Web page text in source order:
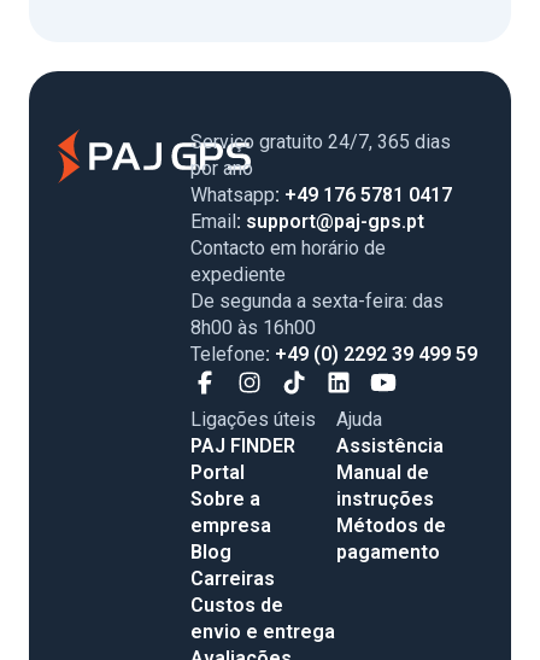
Serviço gratuito 24/7, 365 dias
por ano
Whatsapp: +49 176 5781 0417
Email : support@paj-gps.pt
Contacto em horário de
expediente
De segunda a sexta-feira: das
8h00 às 16h00
Telefone: +49 (0) 2292 39 499 59
Ligações úteis
PAJ FINDER
Portal
Sobre a
empresa
Blog
Carreiras
Custos de
envio e entrega
Ajuda
Assistência
Manual de
instruções
Métodos de
pagamento